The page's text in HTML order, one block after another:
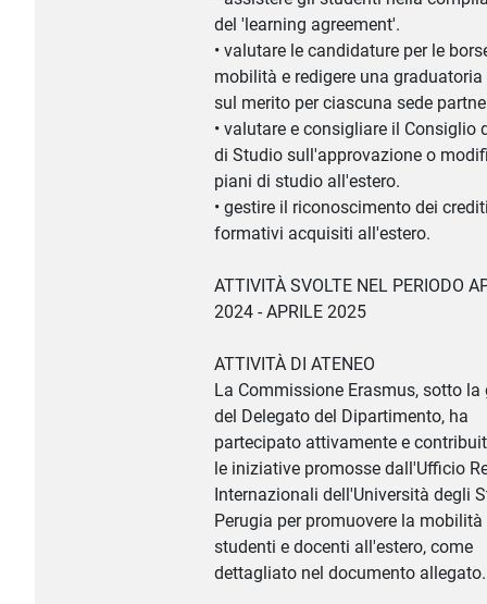
del 'learning agreement'.
• valutare le candidature per le
mobilità e redigere una
sul merito per ciascuna sede
• valutare e consigliare il Consiglio
di Studio sull'approvazione o
piani di studio all'estero.
• gestire il riconoscimento dei
formativi acquisiti all'estero.
ATTIVITÀ SVOLTE NEL PERIODO
2024 - APRILE 2025
ATTIVITÀ DI ATENEO
La Commissione Erasmus, sotto la
del Delegato del Dipartimento, ha
partecipato attivamente e
le iniziative promosse dall'Ufficio
Internazionali dell'Università degli
Perugia per promuovere la mobilità
studenti e docenti all'estero, come
dettagliato nel documento allegato.